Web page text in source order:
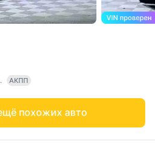
АКПП
похожих авто